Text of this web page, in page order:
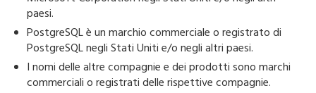
paesi.
PostgreSQL è un marchio commerciale o registrato di
PostgreSQL negli Stati Uniti e/o negli altri paesi.
I nomi delle altre compagnie e dei prodotti sono marchi
commerciali o registrati delle rispettive compagnie.